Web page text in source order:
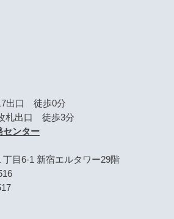
出口 徒歩0分
出口 徒歩3分
センター
目6-1 新宿エルタワー29階